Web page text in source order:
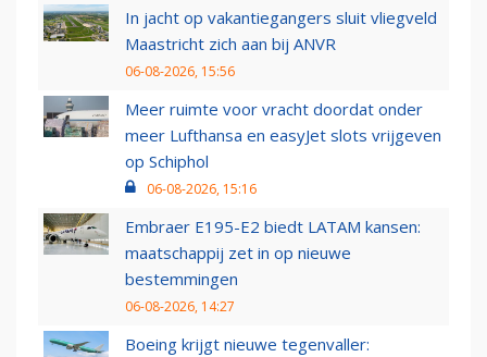
In jacht op vakantiegangers sluit vliegveld
Maastricht zich aan bij ANVR
06-08-2026, 15:56
Meer ruimte voor vracht doordat onder
meer Lufthansa en easyJet slots vrijgeven
op Schiphol
06-08-2026, 15:16
Embraer E195-E2 biedt LATAM kansen:
maatschappij zet in op nieuwe
bestemmingen
06-08-2026, 14:27
Boeing krijgt nieuwe tegenvaller: